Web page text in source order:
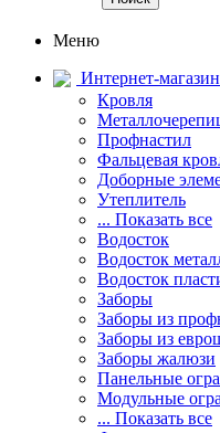
Меню
Интернет-магазин
Кровля
Профнастил
Фальцевая
Доборные
Утеплитель
... Показать все
Водосток
Водосток
Водосток
Заборы
Заборы из
Заборы из
Заборы жалюзи
Панельные
Модульные
... Показать все